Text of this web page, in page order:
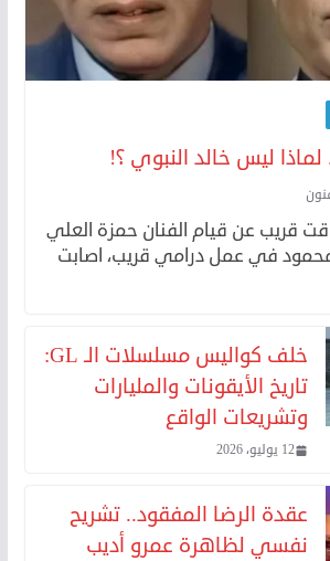
ليس خالد النبوي ؟!
قريب عن قيام الفنان حمزة العلي
في عمل درامي قريب، اصابت
خلف كواليس مسلسلات الـ GL:
تاريخ الأيقونات والمليارات
وتشريعات الواقع
12 يوليو، 2026
عقدة الرضا المفقود.. تشريح
نفسي لظاهرة عمرو أديب